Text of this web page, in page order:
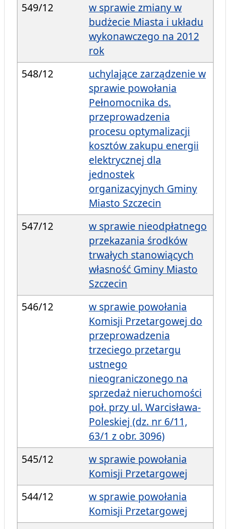
549/12
w sprawie zmiany w
budżecie Miasta i układu
wykonawczego na 2012
rok
548/12
uchylające zarządzenie w
sprawie powołania
Pełnomocnika ds.
przeprowadzenia
procesu optymalizacji
kosztów zakupu energii
elektrycznej dla
jednostek
organizacyjnych Gminy
Miasto Szczecin
547/12
w sprawie nieodpłatnego
przekazania środków
trwałych stanowiących
własność Gminy Miasto
Szczecin
546/12
w sprawie powołania
Komisji Przetargowej do
przeprowadzenia
trzeciego przetargu
ustnego
nieograniczonego na
sprzedaż nieruchomości
poł. przy ul. Warcisława-
Poleskiej (dz. nr 6/11,
63/1 z obr. 3096)
545/12
w sprawie powołania
Komisji Przetargowej
544/12
w sprawie powołania
Komisji Przetargowej